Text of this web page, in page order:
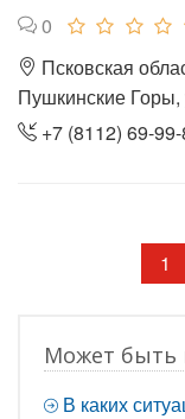
0
Псковская
Пушкинские
+7 (8112) 69-
1
Может быть
В каких